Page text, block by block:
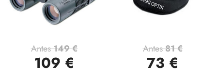
Antes149 €
109 €
Antes81 €
73 €